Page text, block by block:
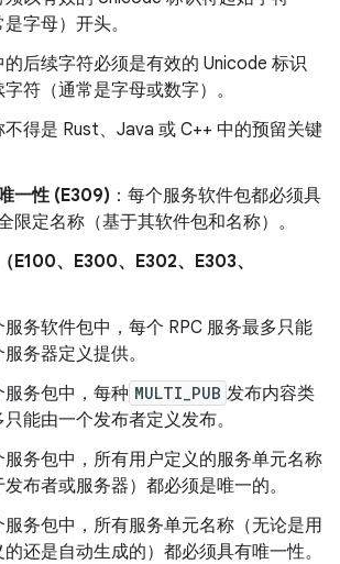
是字母）开头。
的后续字符必须是有效的 Unicode 标识
符（通常是字母或数字）。
不得是 Rust、Java 或 C++ 中的预留关键
一性 (E309) ：每个服务软件包都必须具
限定名称（基于其软件包和名称）。
E100、E300、E302、E303、
服务软件包中，每个 RPC 服务最多只能
务器定义提供。
服务包中，每种 MULTI_PUB 发布内容类
能由一个发布者定义发布。
服务包中，所有用户定义的服务单元名称
发布者或服务器）都必须是唯一的。
服务包中，所有服务单元名称（无论是用
的还是自动生成的）都必须具有唯一性。